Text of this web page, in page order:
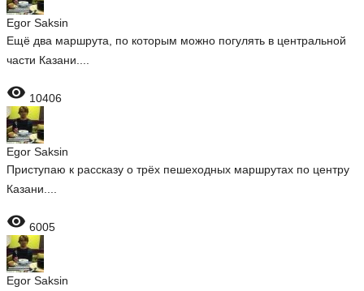
Egor Saksin
Ещё два маршрута, по которым можно погулять в центральной
части Казани....
 10406
Egor Saksin
Приступаю к рассказу о трёх пешеходных маршрутах по центру
Казани....
 6005
Egor Saksin